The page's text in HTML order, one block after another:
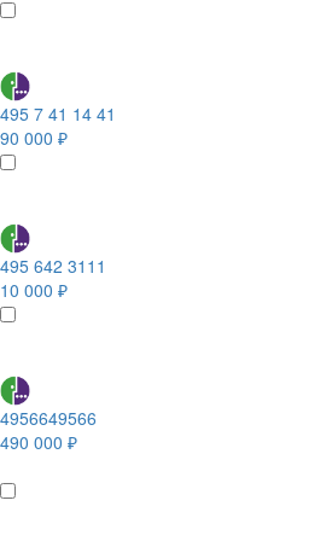
495 7 41 14 41
90 000 ₽
495 642 3111
10 000 ₽
4956649566
490 000 ₽